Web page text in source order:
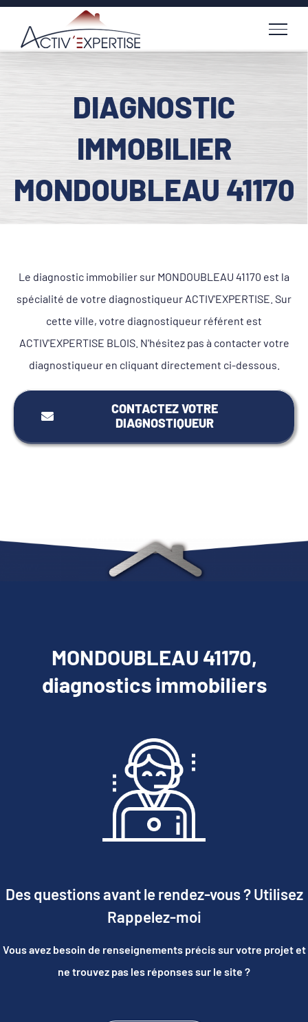
Passer
contenu
DIAGNOSTIC
IMMOBILIER
MONDOUBLEAU 41170
Le diagnostic immobilier sur MONDOUBLEAU 41170 est la
spécialité de votre diagnostiqueur ACTIV'EXPERTISE. Sur
cette ville, votre diagnostiqueur référent est
ACTIV'EXPERTISE BLOIS. N'hésitez pas à contacter votre
diagnostiqueur en cliquant directement ci-dessous.
CONTACTEZ VOTRE
DIAGNOSTIQUEUR
MONDOUBLEAU 41170,
diagnostics immobiliers
Des questions avant le rendez-vous ? Utilisez
Rappelez-moi
Vous avez besoin de renseignements précis sur votre projet et
ne trouvez pas les réponses sur le site ?